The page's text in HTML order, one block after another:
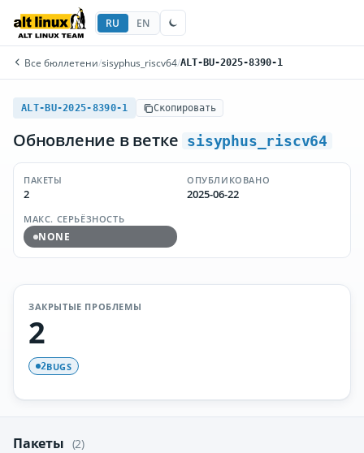
RU EN
Все бюллетени/sisyphus_riscv64/ALT-BU-2025-8390-1
ALT-BU-2025-8390-1 Скопировать
Обновление в ветке sisyphus_riscv64
ПАКЕТЫ
2
ОПУБЛИКОВАНО
2025-06-22
МАКС. СЕРЬЁЗНОСТЬ
NONE
ЗАКРЫТЫЕ ПРОБЛЕМЫ
2
2BUGS
Пакеты (2)